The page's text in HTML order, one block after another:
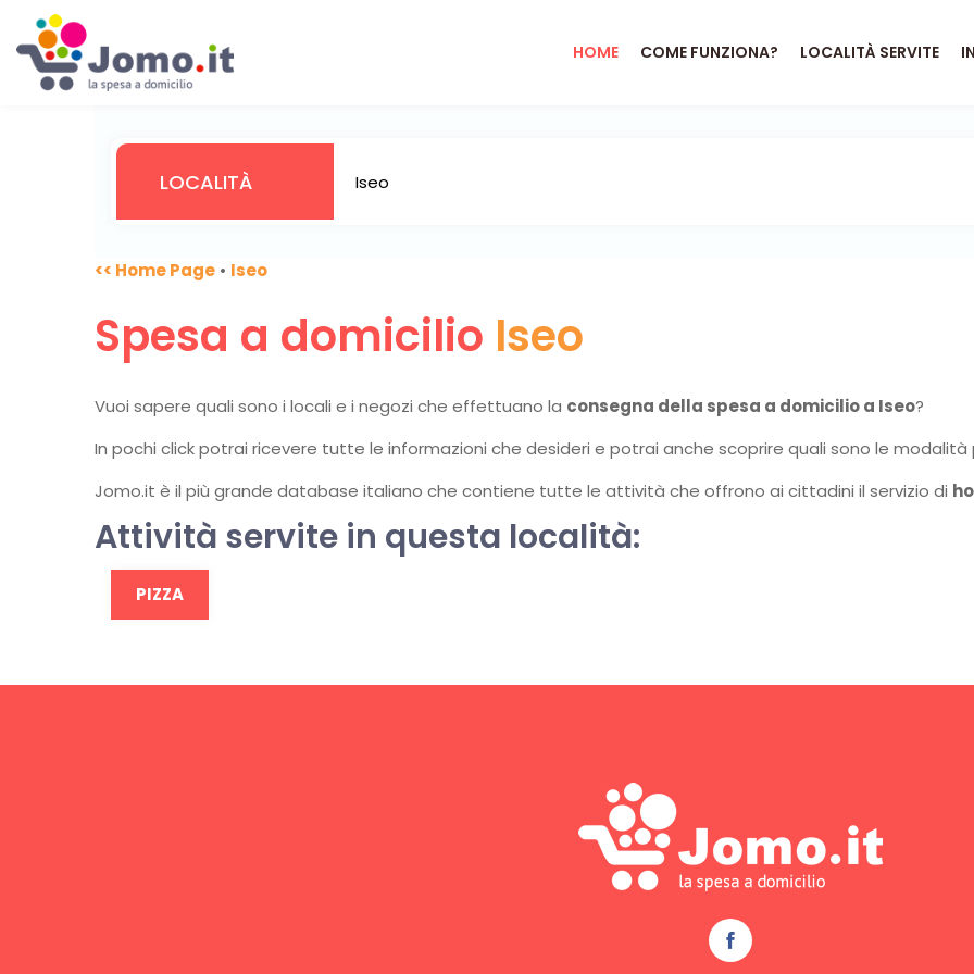
HOME COME FUNZIONA? LOCALITÀ SERVITE
<< Home Page • Iseo
Spesa a domicilio Iseo
Vuoi sapere quali sono i locali e i negozi che effettuano la consegna della spesa a domicilio a Iseo?
In pochi click potrai ricevere tutte le informazioni che desideri e potrai anche scoprire quali sono le
Jomo.it è il più grande database italiano che contiene tutte le attività che offrono ai cittadini il servizio di
Attività servite in questa località:
PIZZA